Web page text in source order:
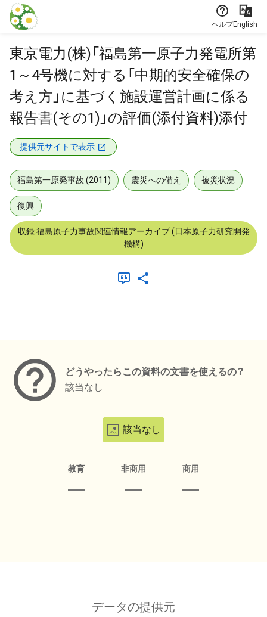
本文に飛ぶ
ヘルプEnglish
東京電力(株)「福島第一原子力発電所第
1～4号機に対する「中期的安全確保の
考え方」に基づく施設運営計画に係る
報告書(その1)」の評価(添付資料)添付
提供元サイトで表示
福島第一原発事故 (2011) 震災への備え 被災状況
復興
収録:福島原子力事故関連情報アーカイブ (日本原子力研究開発
機構)
どうやったらこの資料の文書を使えるの？
該当なし
該当なし
教育 非商用 商用
データの提供元